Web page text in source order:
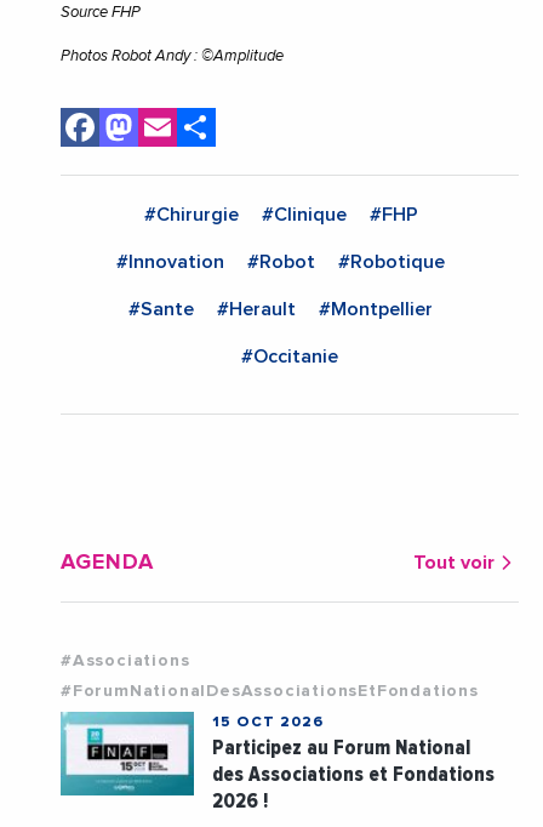
Source FHP
Photos Robot Andy : ©Amplitude
Facebook
Mastodon
Email
#Chirurgie #Clinique #FHP
#Innovation #Robot #Robotique
#Sante #Herault #Montpellier
#Occitanie
AGENDA Tout voir
#Associations
#ForumNationalDesAssociationsEtFondations
15 OCT 2026
Participez au Forum National
des Associations et Fondations
2026 !